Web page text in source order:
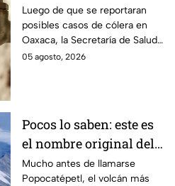
síntomas y las
principales formas de
contagio
Luego de que se reportaran
posibles casos de cólera en
Oaxaca, la Secretaría de Salud
del Estado pide tomar
05 agosto, 2026
Pocos lo saben: este es
el nombre original del
volcán Popocatépetl
Mucho antes de llamarse
Popocatépetl, el volcán más